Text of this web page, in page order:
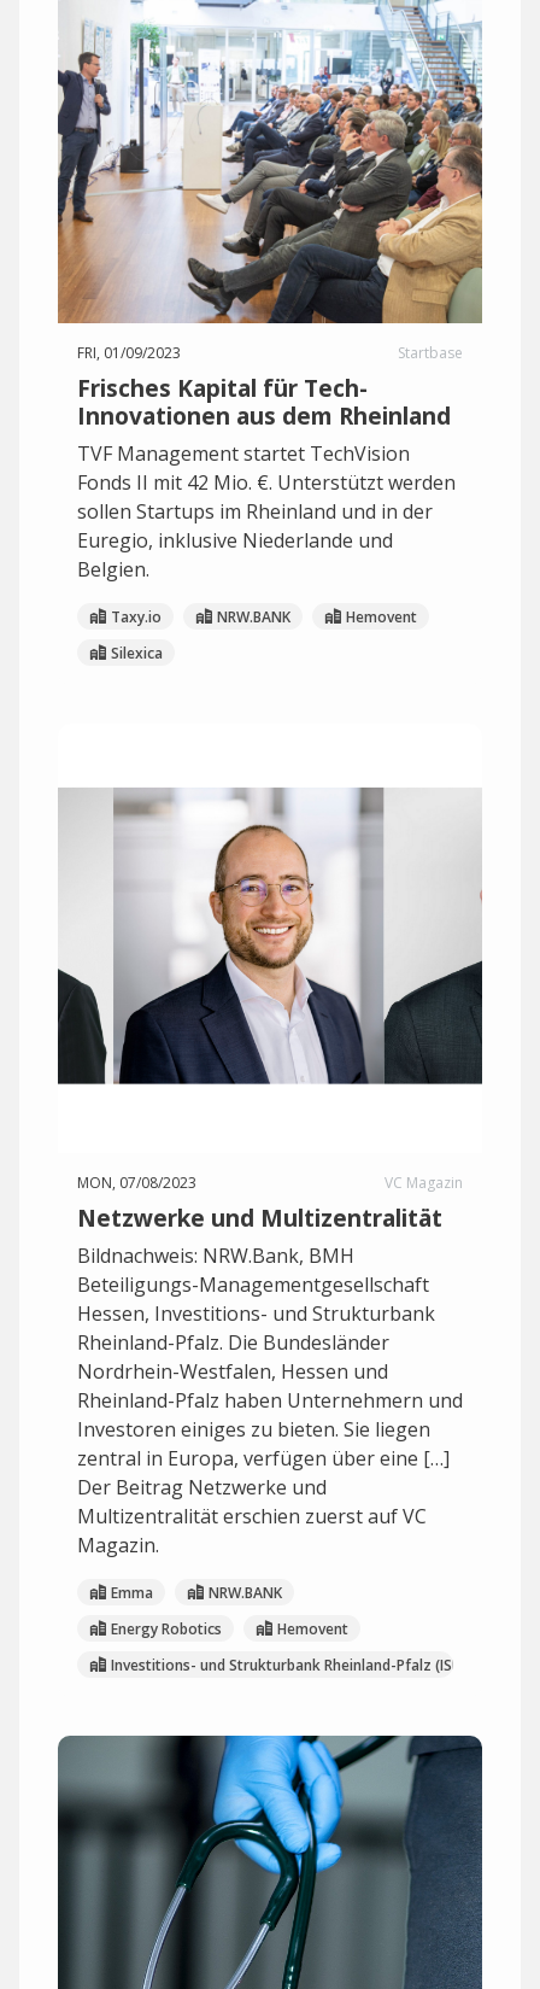
FRI, 01/09/2023 Startbase
Frisches Kapital für Tech-
Innovationen aus dem Rheinland
TVF Management startet TechVision
Fonds II mit 42 Mio. €. Unterstützt werden
sollen Startups im Rheinland und in der
Euregio, inklusive Niederlande und
Belgien.
Taxy.io NRW.BANK
Hemovent
Silexica
MON, 07/08/2023 VC Magazin
Netzwerke und Multizentralität
Bildnachweis: NRW.Bank, BMH
Beteiligungs-Managementgesellschaft
Hessen, Investitions- und Strukturbank
Rheinland-Pfalz. Die Bundesländer
Nordrhein-Westfalen, Hessen und
Rheinland-Pfalz haben Unternehmern und
Investoren einiges zu bieten. Sie liegen
zentral in Europa, verfügen über eine […]
Der Beitrag Netzwerke und
Multizentralität erschien zuerst auf VC
Magazin.
Emma
NRW.BANK
Energy Robotics
Hemovent
Investitions- und Strukturbank Rheinland-Pfalz (ISB)